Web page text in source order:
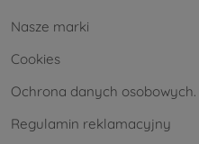
Nasze marki
Cookies
Ochrona danych osobowych.
Regulamin reklamacyjny